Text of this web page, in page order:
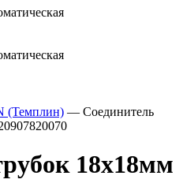
(Темплин) — Соединитель
18x18мм